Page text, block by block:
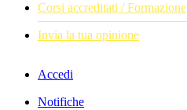
Corsi accreditati / Formazione
Invia la tua opinione
Accedi
Notifiche